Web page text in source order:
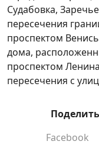
Судабовка,
пересечения
проспектом
дома,
проспектом
пересечения с
Facebook